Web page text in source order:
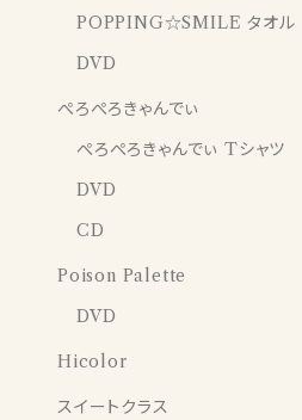
POPPING☆SMILE タオル
DVD
ぺろぺろきゃんでぃ
ぺろぺろきゃんでぃ Tシャツ
DVD
CD
Poison Palette
DVD
Hicolor
スイートクラス